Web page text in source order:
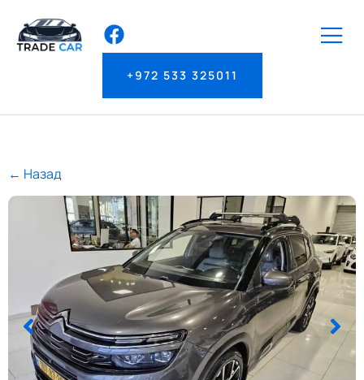
+972 533 325011
← Назад